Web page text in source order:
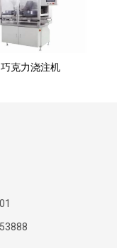
克力浇注机